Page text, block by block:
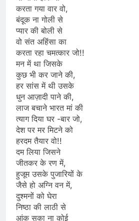
करता गया वार वो,
बंदूक ना गोली से
प्यार की बोली से
वो संत अहिंसा का
करता रहा चमत्कार जो!!
मन में था जिसके
कुछ भी कर जाने की,
हर सांस में थी उसके
धुन आज़ादी पाने की,
लाज बचाने भारत मां की
त्याग दिया घर -बार जो,
देश पर मर मिटने को
हरदम तैयार वो!!
दम लिया जिसने
जीतकर के रण में,
हुजूम उसके पुजारियों के
जैसे हो अग्नि वन में,
दुश्मनों को घेरा
निष्ठा की लाठी से
आंक सका ना कोई